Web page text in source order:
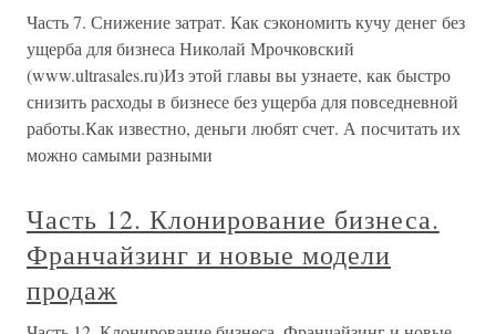
Часть 7. Снижение затрат. Как сэкономить кучу денег без
ущерба для бизнеса Николай Мрочковский
(www.ultrasales.ru)Из этой главы вы узнаете, как быстро
снизить расходы в бизнесе без ущерба для повседневной
работы.Как известно, деньги любят счет. А посчитать их
можно самыми разными
Часть 12. Клонирование бизнеса.
Франчайзинг и новые модели
продаж